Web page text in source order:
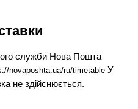
служби Нова Пошта
novaposhta.ua/ru/timetable У
не здійснюється.